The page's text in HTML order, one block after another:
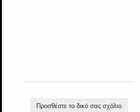
Προσθέστε το δικό σας σχόλιο